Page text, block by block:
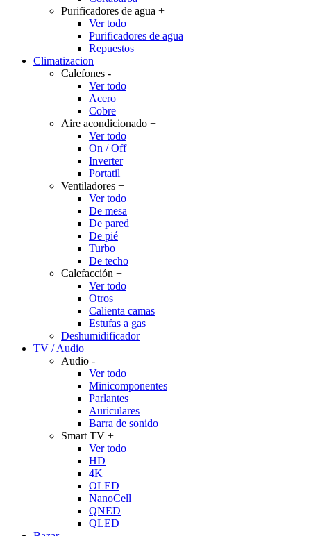
Purificadores de agua +
Ver todo
Purificadores de agua
Repuestos
Climatizacion
Calefones -
Ver todo
Acero
Cobre
Aire acondicionado +
Ver todo
On / Off
Inverter
Portatil
Ventiladores +
Ver todo
De mesa
De pared
De pié
Turbo
De techo
Calefacción +
Ver todo
Otros
Calienta camas
Estufas a gas
Deshumidificador
TV / Audio
Audio -
Ver todo
Minicomponentes
Parlantes
Auriculares
Barra de sonido
Smart TV +
Ver todo
HD
4K
OLED
NanoCell
QNED
QLED